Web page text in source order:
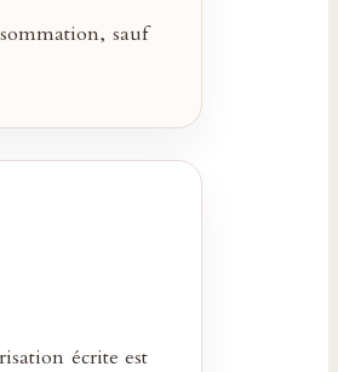
sauf
écrite est